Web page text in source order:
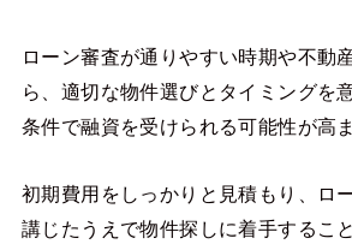
ローン審査が通りやすい時期や不動
ら、適切な物件選びとタイミングを
条件で融資を受けられる可能性が高
初期費用をしっかりと見積もり、ロ
講じたうえで物件探しに着手するこ